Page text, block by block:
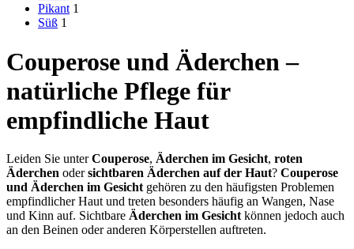
Pikant 1
Süß 1
Couperose und Äderchen –
natürliche Pflege für
empfindliche Haut
Leiden Sie unterCouperose, Äderchen im Gesicht, roten
Äderchen odersichtbaren Äderchen auf der Haut? Couperose
und Äderchen im Gesicht gehören zu den häufigsten Problemen
empfindlicher Haut und treten besonders häufig an Wangen, Nase
und Kinn auf. Sichtbare Äderchen im Gesicht können jedoch auch
an den Beinen oder anderen Körperstellen auftreten.